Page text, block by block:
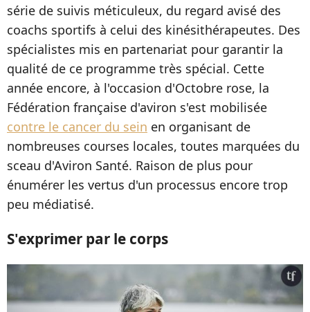
série de suivis méticuleux, du regard avisé des
coachs sportifs à celui des kinésithérapeutes. Des
spécialistes mis en partenariat pour garantir la
qualité de ce programme très spécial. Cette
année encore, à l'occasion d'Octobre rose, la
Fédération française d'aviron s'est mobilisée
contre le cancer du sein en organisant de
nombreuses courses locales, toutes marquées du
sceau d'Aviron Santé. Raison de plus pour
énumérer les vertus d'un processus encore trop
peu médiatisé.
S'exprimer par le corps